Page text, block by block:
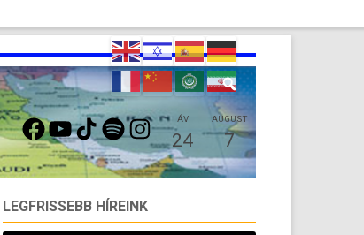
FACEBOOKYOUTUBETIKTOKSPOTIFYINSTAGRAMÁV
24
AUGUST
7
LEGFRISSEBB HÍREINK